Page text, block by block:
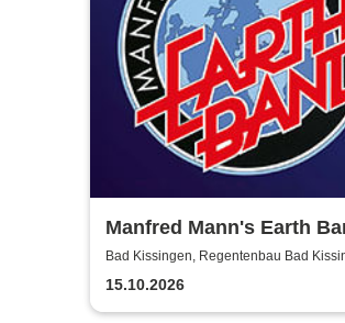
Manfred Mann's Earth
Bad Kissingen, Regentenbau Bad
15.10.2026